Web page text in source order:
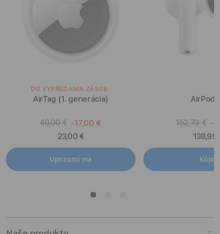
DO VYPREDANIA ZÁSOB
AirTag (1. generácia)
40,00 € -17,00 €
23,00 €
Upozorni ma
152,73 € -
138,99
Kúpiť